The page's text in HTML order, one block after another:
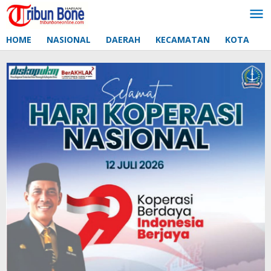
Lewati
ke
HOME NASIONAL DAERAH KECAMATAN KOTA